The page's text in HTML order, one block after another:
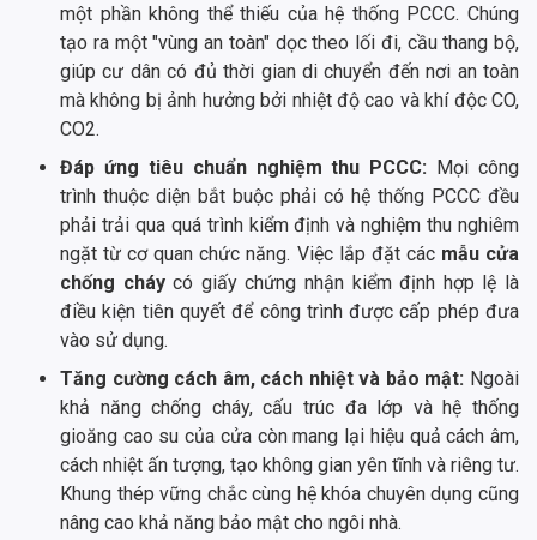
một phần không thể thiếu của hệ thống PCCC. Chúng
tạo ra một "vùng an toàn" dọc theo lối đi, cầu thang bộ,
giúp cư dân có đủ thời gian di chuyển đến nơi an toàn
mà không bị ảnh hưởng bởi nhiệt độ cao và khí độc CO,
CO2.
Đáp ứng tiêu chuẩn nghiệm thu PCCC: Mọi công
trình thuộc diện bắt buộc phải có hệ thống PCCC đều
phải trải qua quá trình kiểm định và nghiệm thu nghiêm
ngặt từ cơ quan chức năng. Việc lắp đặt các mẫu cửa
chống cháycó giấy chứng nhận kiểm định hợp lệ là
điều kiện tiên quyết để công trình được cấp phép đưa
vào sử dụng.
Tăng cường cách âm, cách nhiệt và bảo mật: Ngoài
khả năng chống cháy, cấu trúc đa lớp và hệ thống
gioăng cao su của cửa còn mang lại hiệu quả cách âm,
cách nhiệt ấn tượng, tạo không gian yên tĩnh và riêng tư.
Khung thép vững chắc cùng hệ khóa chuyên dụng cũng
nâng cao khả năng bảo mật cho ngôi nhà.